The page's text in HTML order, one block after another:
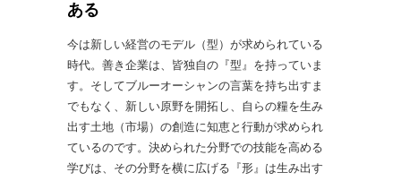
ある
今は新しい経営のモデル（型）が求められている
時代。善き企業は、皆独自の『型』を持っていま
す。そしてブルーオーシャンの言葉を持ち出すま
でもなく、新しい原野を開拓し、自らの糧を生み
出す土地（市場）の創造に知恵と行動が求められ
ているのです。決められた分野での技能を高める
学びは、その分野を横に広げる『形』は生み出す